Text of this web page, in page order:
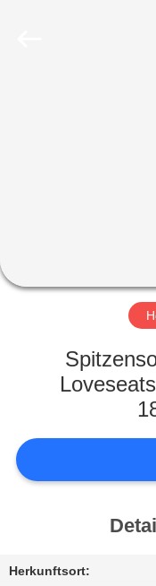
VR-
ÜBER
BITTE
Herkunftsort: